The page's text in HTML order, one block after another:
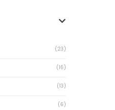
(23)
(16)
(13)
(6)